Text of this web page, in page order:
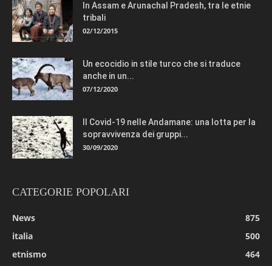
In Assam e Arunachal Pradesh, tra le etnie
tribali
02/12/2015
Un ecocidio in stile turco che si traduce
anche in un...
07/12/2020
Il Covid-19 nelle Andamane: una lotta per la
sopravvivenza dei gruppi...
30/09/2020
CATEGORIE POPOLARI
News
875
italia
500
etnismo
464